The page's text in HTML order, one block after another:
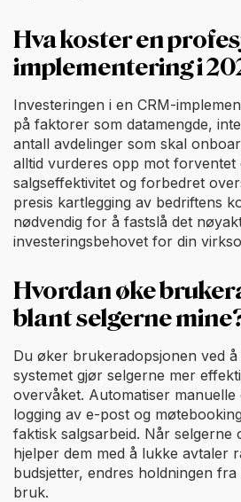
Hva koster en
implementering i
Investeringen i en CRM-
på faktorer som datamengde,
antall avdelinger som skal
alltid vurderes opp mot forventet
salgseffektivitet og forbedret
presis kartlegging av bedriftens
nødvendig for å fastslå det
investeringsbehovet for din
Hvordan øke
blant selgerne
Du øker brukeradopsjonen ved å
systemet gjør selgerne mer
overvåket. Automatiser manuelle
logging av e-post og
faktisk salgsarbeid. Når selgerne
hjelper dem med å lukke avtaler
budsjetter, endres holdningen
bruk.